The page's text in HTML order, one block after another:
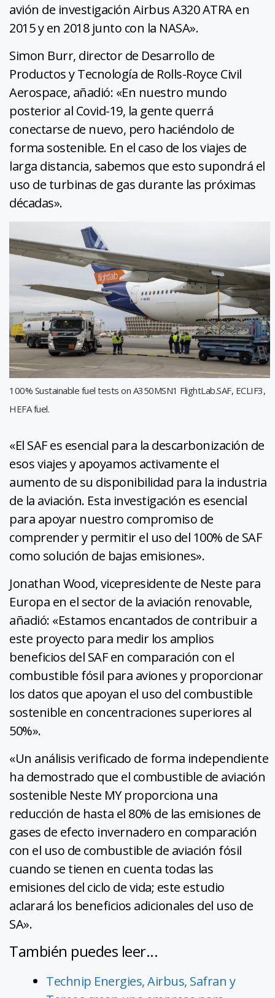
avión de investigación Airbus A320 ATRA en
2015 y en 2018 junto con la NASA».
Simon Burr, director de Desarrollo de
Productos y Tecnología de Rolls-Royce Civil
Aerospace, añadió: «En nuestro mundo
posterior al Covid-19, la gente querrá
conectarse de nuevo, pero haciéndolo de
forma sostenible. En el caso de los viajes de
larga distancia, sabemos que esto supondrá el
uso de turbinas de gas durante las próximas
décadas».
100% Sustainable fuel tests on A350MSN1 FlightLab.SAF, ECLIF3,
HEFA fuel.
«El SAF es esencial para la descarbonización de
esos viajes y apoyamos activamente el
aumento de su disponibilidad para la industria
de la aviación. Esta investigación es esencial
para apoyar nuestro compromiso de
comprender y permitir el uso del 100% de SAF
como solución de bajas emisiones».
Jonathan Wood, vicepresidente de Neste para
Europa en el sector de la aviación renovable,
añadió: «Estamos encantados de contribuir a
este proyecto para medir los amplios
beneficios del SAF en comparación con el
combustible fósil para aviones y proporcionar
los datos que apoyan el uso del combustible
sostenible en concentraciones superiores al
50%».
«Un análisis verificado de forma independiente
ha demostrado que el combustible de aviación
sostenible Neste MY proporciona una
reducción de hasta el 80% de las emisiones de
gases de efecto invernadero en comparación
con el uso de combustible de aviación fósil
cuando se tienen en cuenta todas las
emisiones del ciclo de vida; este estudio
aclarará los beneficios adicionales del uso de
SA».
También puedes leer...
Technip Energies, Airbus, Safran y